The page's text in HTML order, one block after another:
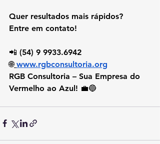
Quer resultados mais rápidos?
Entre em contato!
📲 (54) 9 9933.6942
🌐 www.rgbconsultoria.org
RGB Consultoria – Sua Empresa do
Vermelho ao Azul! 💼🔵